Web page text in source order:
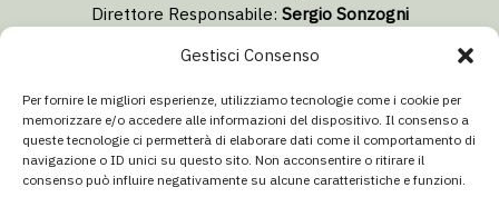
Gestisci Consenso
Per fornire le migliori esperienze, utilizziamo tecnologie come i cookie per
memorizzare e/o accedere alle informazioni del dispositivo. Il consenso a
queste tecnologie ci permetterà di elaborare dati come il comportamento di
navigazione o ID unici su questo sito. Non acconsentire o ritirare il
consenso può influire negativamente su alcune caratteristiche e funzioni.
Direttore Responsabile: Sergio Sonzogni
redazione@isolabergamascanews.it